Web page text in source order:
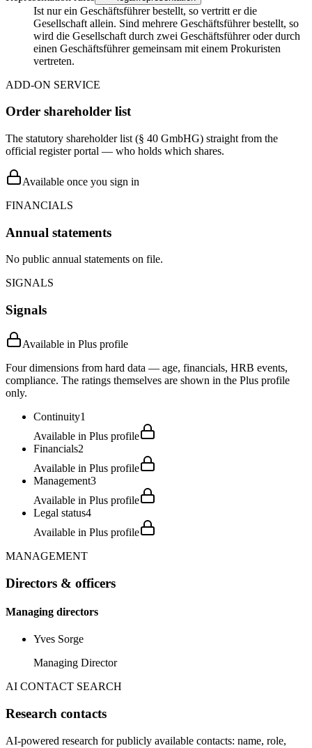
Ist nur ein Geschäftsführer bestellt, so vertritt er die
Gesellschaft allein. Sind mehrere Geschäftsführer bestellt, so
wird die Gesellschaft durch zwei Geschäftsführer oder durch
einen Geschäftsführer gemeinsam mit einem Prokuristen
vertreten.
ADD-ON SERVICE
Order shareholder list
The statutory shareholder list (§ 40 GmbHG) straight from the
official register portal — who holds which shares.
Available once you sign in
FINANCIALS
Annual statements
No public annual statements on file.
SIGNALS
Signals
Available in Plus profile
Four dimensions from hard data — age, financials, HRB events,
compliance. The ratings themselves are shown in the Plus profile
only.
Continuity1
Available in Plus profile
Financials2
Available in Plus profile
Management3
Available in Plus profile
Legal status4
Available in Plus profile
MANAGEMENT
Directors & officers
Managing directors
Yves Sorge
Managing Director
AI CONTACT SEARCH
Research contacts
AI-powered research for publicly available contacts: name, role,